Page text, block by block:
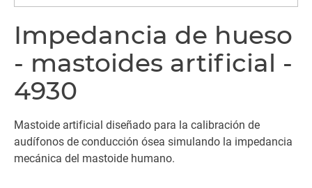
Impedancia de hueso
- mastoides artificial -
4930
Mastoide artificial diseñado para la calibración de
audífonos de conducción ósea simulando la impedancia
mecánica del mastoide humano.